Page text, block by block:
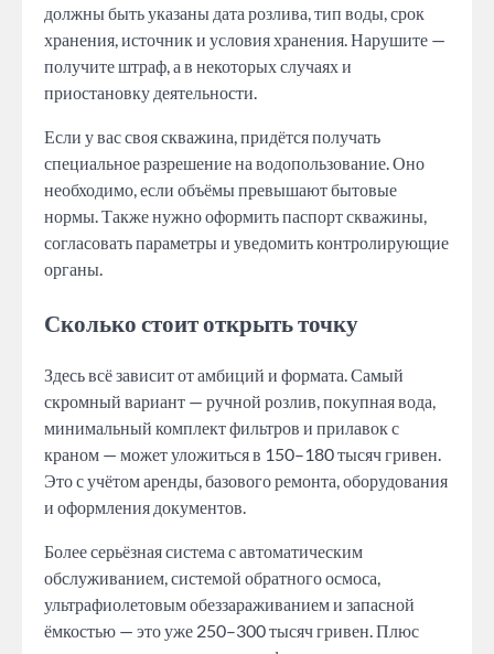
должны быть указаны дата розлива, тип воды, срок
хранения, источник и условия хранения. Нарушите —
получите штраф, а в некоторых случаях и
приостановку деятельности.
Если у вас своя скважина, придётся получать
специальное разрешение на водопользование. Оно
необходимо, если объёмы превышают бытовые
нормы. Также нужно оформить паспорт скважины,
согласовать параметры и уведомить контролирующие
органы.
Сколько стоит открыть точку
Здесь всё зависит от амбиций и формата. Самый
скромный вариант — ручной розлив, покупная вода,
минимальный комплект фильтров и прилавок с
краном — может уложиться в 150–180 тысяч гривен.
Это с учётом аренды, базового ремонта, оборудования
и оформления документов.
Более серьёзная система с автоматическим
обслуживанием, системой обратного осмоса,
ультрафиолетовым обеззараживанием и запасной
ёмкостью — это уже 250–300 тысяч гривен. Плюс